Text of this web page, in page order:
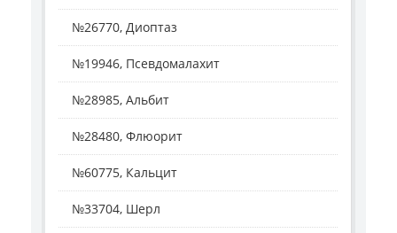
№26770, Диоптаз
№19946, Псевдомалахит
№28985, Альбит
№28480, Флюорит
№60775, Кальцит
№33704, Шерл